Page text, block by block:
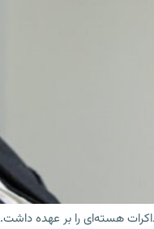
هسته‌ای را بر عهده داشت.